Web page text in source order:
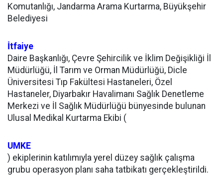
Komutanlığı, Jandarma Arama Kurtarma, Büyükşehir
Belediyesi
İtfaiye
Daire Başkanlığı, Çevre Şehircilik ve İklim Değişikliği İl
Müdürlüğü, İl Tarım ve Orman Müdürlüğü, Dicle
Üniversitesi Tıp Fakültesi Hastaneleri, Özel
Hastaneler, Diyarbakır Havalimanı Sağlık Denetleme
Merkezi ve İl Sağlık Müdürlüğü bünyesinde bulunan
Ulusal Medikal Kurtarma Ekibi (
UMKE
) ekiplerinin katılımıyla yerel düzey sağlık çalışma
grubu operasyon planı saha tatbikatı gerçekleştirildi.